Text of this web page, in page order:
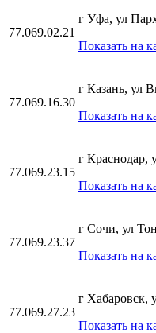
77.069.02.21
г Уфа, ул
Показать на
77.069.16.30
г Казань, ул
Показать на
77.069.23.15
г Краснодар,
Показать на
77.069.23.37
г Сочи, ул
Показать на
77.069.27.23
г Хабаровск,
Показать на